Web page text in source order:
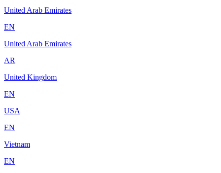
United Arab Emirates
EN
United Arab Emirates
AR
United Kingdom
EN
USA
EN
Vietnam
EN